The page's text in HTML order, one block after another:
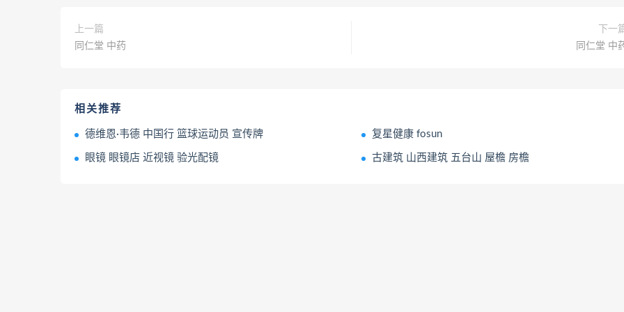
上一篇
同仁堂 中药
下一
同仁堂 中
相关推荐
德维恩·韦德 中国行 篮球运动员 宣传牌 复星健康 fosun
眼镜 眼镜店 近视镜 验光配镜 古建筑 山西建筑 五台山 屋檐 房檐